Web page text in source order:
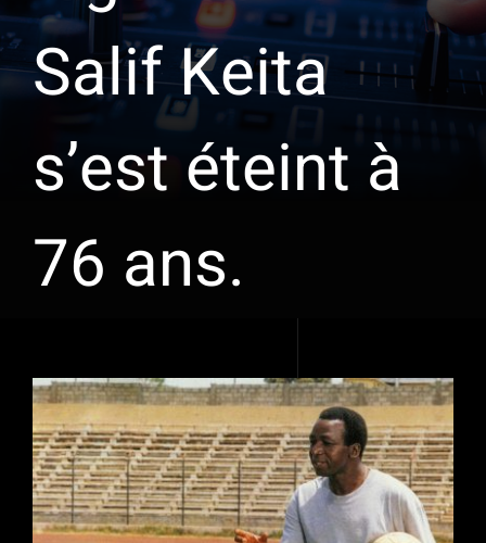
Salif Keita
s’est éteint à
76 ans.
Voir
l'image
agrandie